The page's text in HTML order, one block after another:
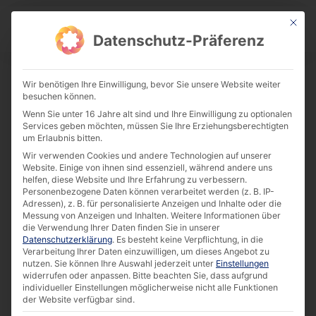
Download Center
Datasheet | 10.1″ IP69K Capacitive
Touch PC (A311D)
Download
13868 downloads
0.00 KB
This
Datenschutz-Präferenz
Wir benötigen Ihre Einwilligung, bevor Sie unsere Website weiter
besuchen können.
Wenn Sie unter 16 Jahre alt sind und Ihre Einwilligung zu optionalen
Services geben möchten, müssen Sie Ihre Erziehungsberechtigten
um Erlaubnis bitten.
Wir verwenden Cookies und andere Technologien auf unserer
Website. Einige von ihnen sind essenziell, während andere uns
helfen, diese Website und Ihre Erfahrung zu verbessern.
Personenbezogene Daten können verarbeitet werden (z. B. IP-
Adressen), z. B. für personalisierte Anzeigen und Inhalte oder die
Messung von Anzeigen und Inhalten. Weitere Informationen über
die Verwendung Ihrer Daten finden Sie in unserer
Datenschutzerklärung. Es besteht keine Verpflichtung, in die
Verarbeitung Ihrer Daten einzuwilligen, um dieses Angebot zu
nutzen. Sie können Ihre Auswahl jederzeit unter Einstellungen
widerrufen oder anpassen. Bitte beachten Sie, dass aufgrund
individueller Einstellungen möglicherweise nicht alle Funktionen
der Website verfügbar sind.